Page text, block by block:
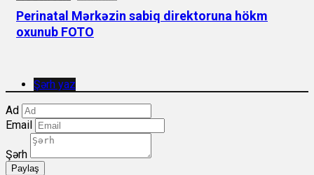
Perinatal Mərkəzin sabiq direktoruna hökm
oxunub FOTO
Şərh yaz
Ad
Email
Şərh
Paylaş